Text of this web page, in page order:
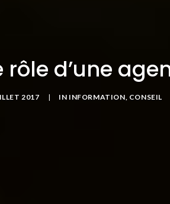
rôle d’une
2017 | IN INFORMATION, CONSEIL